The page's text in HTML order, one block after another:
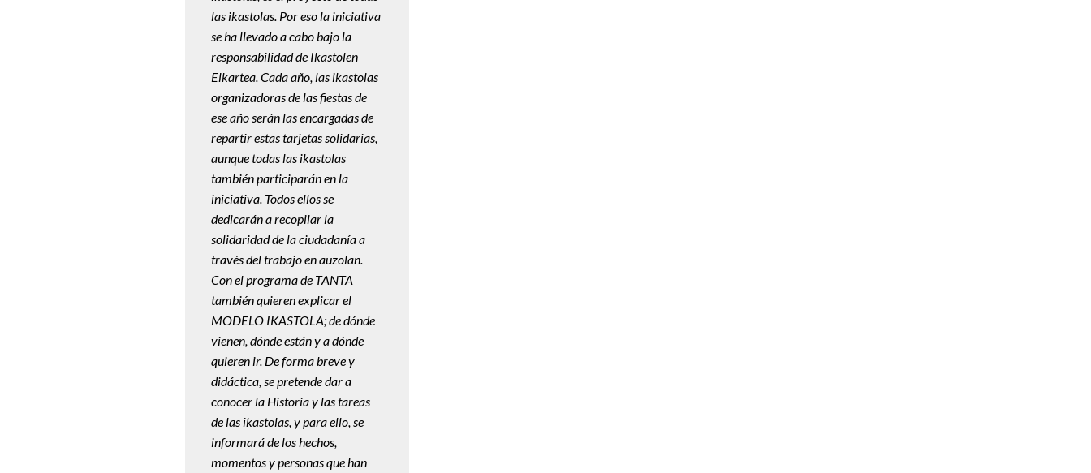
las ikastolas. Por eso la iniciativa
se ha llevado a cabo bajo la
responsabilidad de Ikastolen
Elkartea. Cada año, las ikastolas
organizadoras de las fiestas de
ese año serán las encargadas de
repartir estas tarjetas solidarias,
aunque todas las ikastolas
también participarán en la
iniciativa. Todos ellos se
dedicarán a recopilar la
solidaridad de la ciudadanía a
través del trabajo en auzolan.
Con el programa de TANTA
también quieren explicar el
MODELO IKASTOLA; de dónde
vienen, dónde están y a dónde
quieren ir. De forma breve y
didáctica, se pretende dar a
conocer la Historia y las tareas
de las ikastolas, y para ello, se
informará de los hechos,
momentos y personas que han